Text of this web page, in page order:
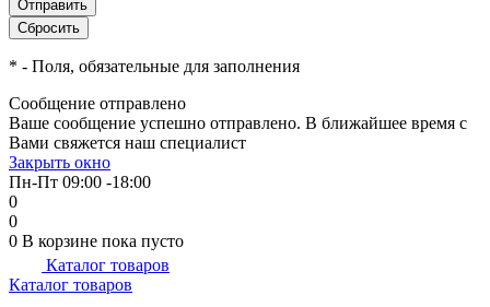
* - Поля, обязательные для заполнения
Сообщение отправлено
Ваше сообщение успешно отправлено. В ближайшее время с
Вами свяжется наш специалист
Закрыть окно
Пн-Пт 09:00 -18:00
0
0
0 В корзине пока пусто
Каталог товаров
Каталог товаров